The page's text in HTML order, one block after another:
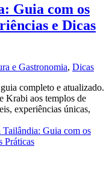
Guia com os
e Dicas
e Gastronomia, Dicas
completo e atualizado.
Krabi aos templos de
experiências únicas,
Guia com os
Práticas